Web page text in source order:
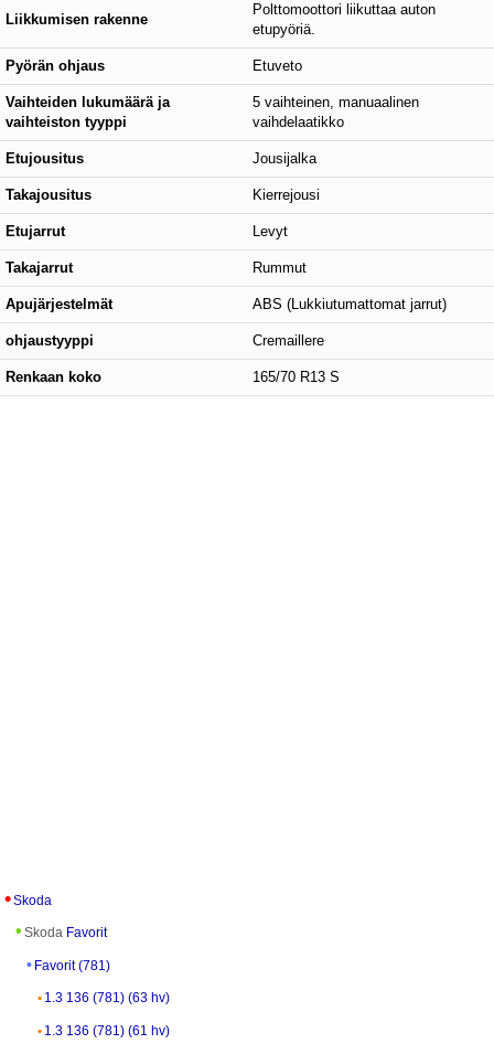
Liikkumisen rakenne
Polttomoottori liikuttaa auton
etupyöriä.
Pyörän ohjaus Etuveto
Vaihteiden lukumäärä ja
vaihteiston tyyppi
5 vaihteinen, manuaalinen
vaihdelaatikko
Etujousitus Jousijalka
Takajousitus Kierrejousi
Etujarrut Levyt
Takajarrut Rummut
Apujärjestelmät ABS (Lukkiutumattomat jarrut)
ohjaustyyppi Cremaillere
Renkaan koko 165/70 R13 S
Skoda
Skoda Favorit
Favorit (781)
1.3 136 (781) (63 hv)
1.3 136 (781) (61 hv)